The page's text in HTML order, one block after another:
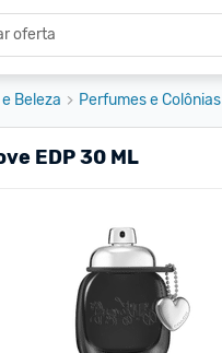
Beleza Perfumes e Colônias
EDP 30 ML